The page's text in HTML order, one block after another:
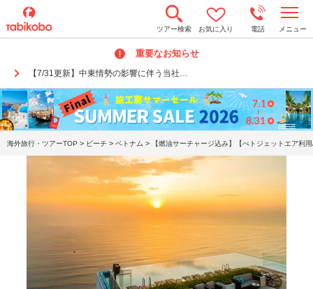
ツアー検索 お気に入り 電話 メニュー
重要なお知らせ
【7/31更新】中東情勢の影響に伴う当社…
o
n
a
v
i
g
a
t
海外旅行・ツアーTOP > ビーチ > ベトナム > 【燃油サーチャージ込み】【べトジェットエア